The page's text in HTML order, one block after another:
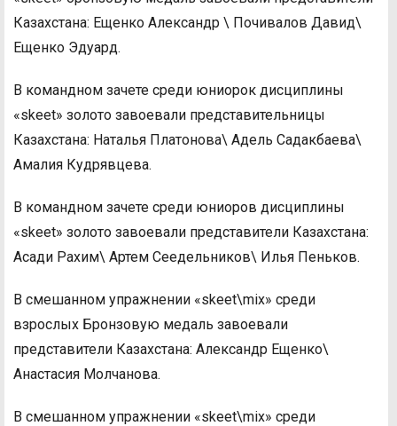
Казахстана: Ещенко Александр \ Почивалов Давид\
Ещенко Эдуард.
В командном зачете среди юниорок дисциплины
«skeet» золото завоевали представительницы
Казахстана: Наталья Платонова\ Адель Садакбаева\
Амалия Кудрявцева.
В командном зачете среди юниоров дисциплины
«skeet» золото завоевали представители Казахстана:
Асади Рахим\ Артем Сеедельников\ Илья Пеньков.
В смешанном упражнении «skeet\mix» среди
взрослых Бронзовую медаль завоевали
представители Казахстана: Александр Ещенко\
Анастасия Молчанова.
В смешанном упражнении «skeet\mix» среди